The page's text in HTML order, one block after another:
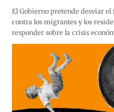
El Gobierno pretende desviar
contra los migrantes y los
responder sobre la crisis